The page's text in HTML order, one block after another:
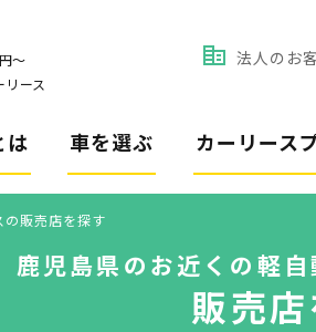
〜
ース
法人のお
は 車を選ぶ カーリース
の販売店を探す
鹿児島県のお近くの軽
販売